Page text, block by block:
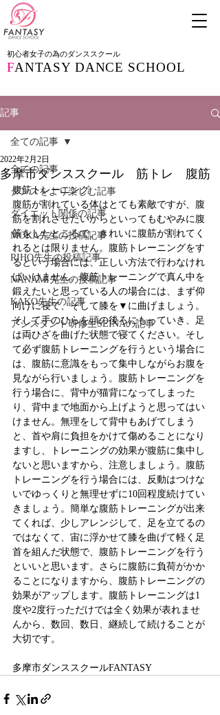
初心者女子の為のダンススクール
FANTASY DANCE SCHOOL
記事
全ての記事
ダンスをより楽しむ記事
ダイエット関係の記事
MOKA先生の投稿記事
RIHO先生の投稿記事
NANAMI先生の投稿記事
KAKO先生の記事
アシスタント研修生SEINAの記事
全ての記事
多摩市ダンススクール 筋トレ 腹筋
2022年2月2日
腹筋トレーニング
腹筋が割れている体はとても素敵ですが、腹
筋を割れさせたいからといってもむやみに腹
筋をしたところで、きれいに腹筋が割れてく
れるとは限りません。腹筋トレーニングをす
るという場合には、正しい方法で行わなけれ
ばいけません。腹筋トレーニングで真ん中を
鍛えたいと思っている人の場合には、まず仰
向けに寝て、そして膝を▼に曲げましょう。
そして手のひらを頭の後ろにもっていき、足
は両ひざを曲げた状態で寝てください。そし
て必ず腹筋トレーニングを行うという場合に
は、腹筋に意識をもって集中しながらお腹を
見ながら行いましょう。腹筋トレーニングを
行う場合に、背中が猫背になってしまった
り、背中まで地面から上げようと思ってはい
けません。無理をして背中もあげてしまう
と、首や肩に負担をかけて傷めることになり
ますし、トレーニングの効果が腹筋に集中し
ないと思いますから、注意しましょう。腹筋
トレーニングを行う場合には、反動はつけな
いでゆっくりと無理せずに10回程度続けてい
きましょう。簡単な腹筋トレーニングが出来
てくれば、少しアレンジして、足を立てるの
ではなくて、宙に浮かせて膝を曲げて軽く足
首を組んだ状態で、腹筋トレーニングを行う
といいと思います。さらに腹筋に負荷がかか
ることになりますから、腹筋トレーニングの
効果がアップします。腹筋トレーニングは1
度や2度行っただけでは全く効果が表れませ
んから、数回、数日、継続して続けることが
大切です。
多摩市ダンススクールFANTASY